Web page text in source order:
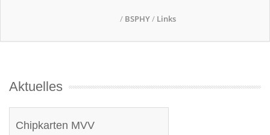
/ BSPHY/ Links
Aktuelles
Chipkarten MVV